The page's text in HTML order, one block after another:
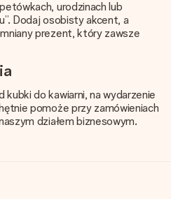
urodzinach lub
Dodaj osobisty akcent, a
prezent, który zawsze
do kawiarni, na wydarzenie
pomoże przy zamówieniach
działem biznesowym.